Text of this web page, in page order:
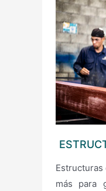
Estructuras
más para